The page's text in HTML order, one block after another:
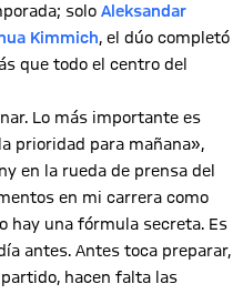
solo Aleksandar
Kimmich, el dúo completó
que todo el centro del
Lo más importante es
prioridad para mañana»,
en la rueda de prensa del
en mi carrera como
hay una fórmula secreta. Es
antes. Antes toca preparar,
hacen falta las